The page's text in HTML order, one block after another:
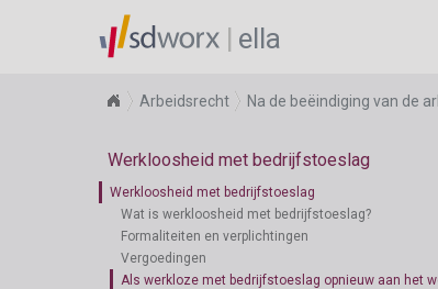
ella
Arbeidsrecht Na de beëindiging van de
Werkloosheid met bedrijfstoeslag
Werkloosheid met bedrijfstoeslag
Wat is werkloosheid met bedrijfstoeslag?
Formaliteiten en verplichtingen
Vergoedingen
Als werkloze met bedrijfstoeslag opnieuw aan het